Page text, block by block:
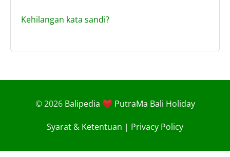
Kehilangan kata sandi?
© 2026 Balipedia PutraMa Bali Holiday
Syarat & Ketentuan | Privacy Policy